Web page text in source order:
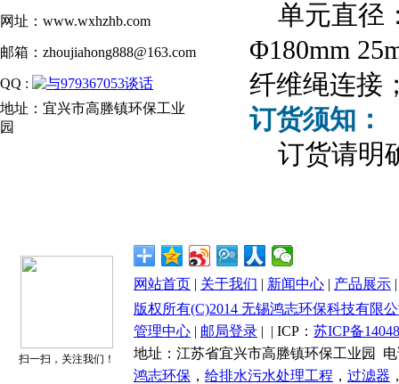
网址：www.wxhzhb.com
邮箱：zhoujiahong888@163.com
QQ :
地址：宜兴市高塍镇环保工业
园
单元直径
Φ180mm
纤维绳连接
订货须知：
订货请明
扫一扫，关注我们！
网站首页 | 关于我们 | 新闻中心 | 产品展示
版权所有(C)2014 无锡鸿志环保科技有限公
管理中心 | 邮局登录 | | ICP： 苏ICP备
地址：江苏省宜兴市高塍镇环保工业园 电
鸿志环保 ， 给排水污水处理工程 ， 过滤器